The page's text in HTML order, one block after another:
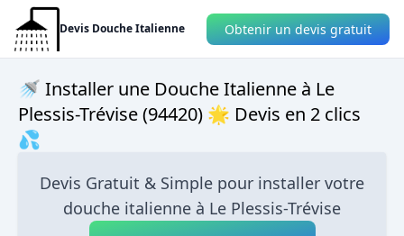
Devis Douche Italienne Obtenir un devis gratuit
🚿 Installer une Douche Italienne à Le
Plessis-Trévise (94420) 🌟 Devis en 2 clics
💦
Devis Gratuit & Simple pour installer votre
douche italienne à Le Plessis-Trévise